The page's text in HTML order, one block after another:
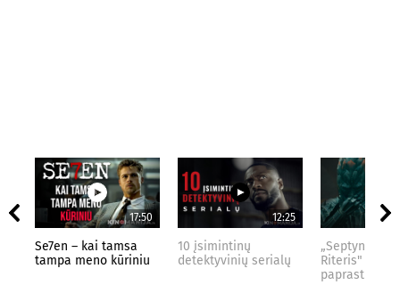
17:50
Se7en – kai tamsa
tampa meno kūriniu
12:25
10 įsimintinų
detektyvinių serialų
„Septynių
Riteris" – kai
paprastumas